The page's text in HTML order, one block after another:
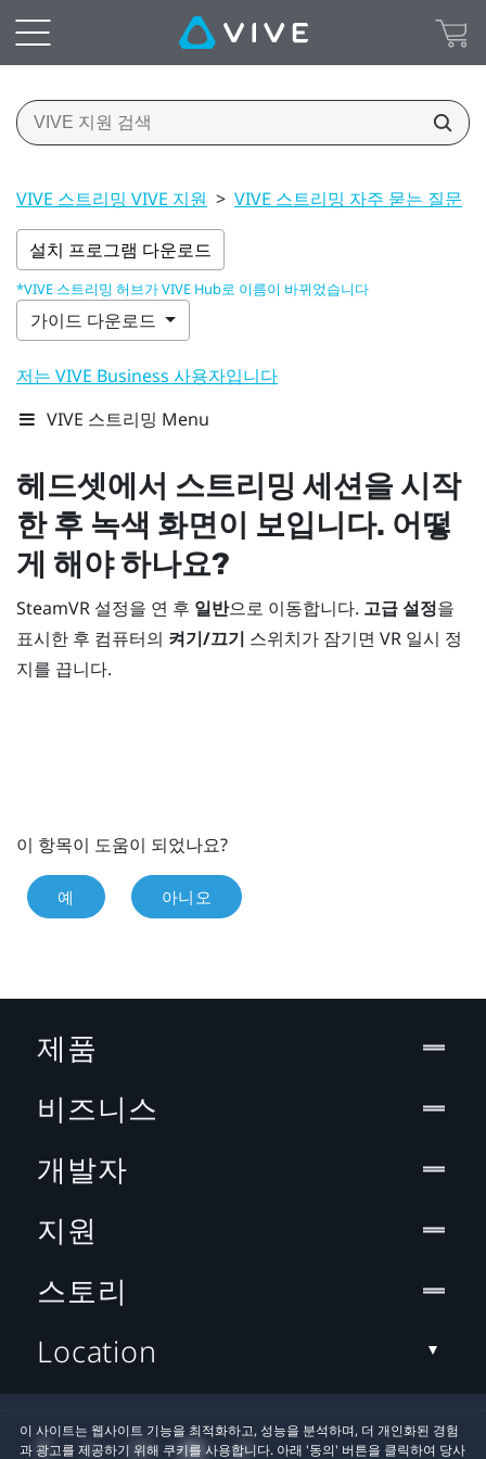
VIVE 스트리밍 VIVE 지원 > VIVE 스트리밍 자주 묻는 질문
설치 프로그램 다운로드
*VIVE 스트리밍 허브가 VIVE Hub로 이름이 바뀌었습니다
가이드 다운로드
저는 VIVE Business 사용자입니다
VIVE 스트리밍 Menu
헤드셋에서 스트리밍 세션을 시작
한 후 녹색 화면이 보입니다. 어떻
게 해야 하나요?
SteamVR 설정을 연 후 일반으로 이동합니다. 고급 설정을
표시한 후 컴퓨터의 켜기/끄기 스위치가 잠기면 VR 일시 정
지를 끕니다.
이 항목이 도움이 되었나요?
예 아니오
이 사이트는 웹사이트 기능을 최적화하고, 성능을 분석하며, 더 개인화된 경험
과 광고를 제공하기 위해 쿠키를 사용합니다. 아래 '동의' 버튼을 클릭하여 당사
제품
비즈니스
개발자
지원
스토리
Location